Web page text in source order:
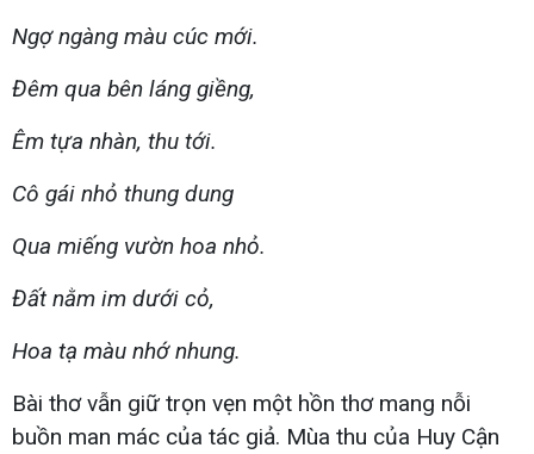
Ngợ ngàng màu cúc mới.
Đêm qua bên láng giềng,
Êm tựa nhàn, thu tới.
Cô gái nhỏ thung dung
Qua miếng vườn hoa nhỏ.
Đất nằm im dưới cỏ,
Hoa tạ màu nhớ nhung.
Bài thơ vẫn giữ trọn vẹn một hồn thơ mang nỗi
buồn man mác của tác giả. Mùa thu của Huy Cận